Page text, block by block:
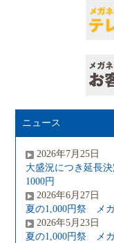
ニュース
2026年7月25日
大盛況につき延長
1000円
2026年6月27日
夏の1,000円祭 メ
2026年5月23日
夏の1,000円祭 メ